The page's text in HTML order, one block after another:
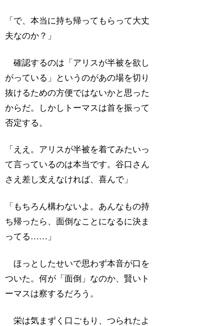
「で、本当に持ち帰ってもらって大丈
夫なのか？」
確認するのは「アリスが半被を欲し
がっている」というのがあの場を切り
抜けるための方便ではないかと思った
からだ。しかしトーマスは首を振って
否定する。
「ええ。アリスが半被を着てみたいっ
て言っているのは本当です。谷口さん
さえ差し支えなければ、喜んで」
「もちろん構わないよ。あんなもの持
ち帰ったら、面倒なことになるに決ま
ってる……」
ほっとしたせいで思わず本音が口を
ついた。何が「面倒」なのか、賢いト
ーマスは察するだろう。
栄は気まずく口ごもり、つられたよ